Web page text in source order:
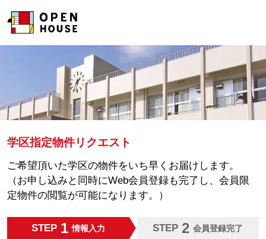
学区指定物件リクエスト
ご希望頂いた学区の物件をいち早くお届けします。
（お申し込みと同時にWeb会員登録も完了し、会員限
定物件の閲覧が可能になります。）
STEP 1 情報入力 STEP 2 会員登録完了